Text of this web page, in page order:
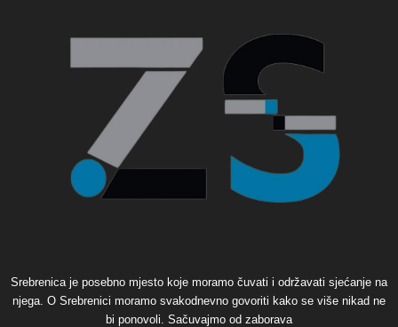
Srebrenica je posebno mjesto koje moramo čuvati i održavati sjećanje na
njega. O Srebrenici moramo svakodnevno govoriti kako se više nikad ne
bi ponovoli. Sačuvajmo od zaborava